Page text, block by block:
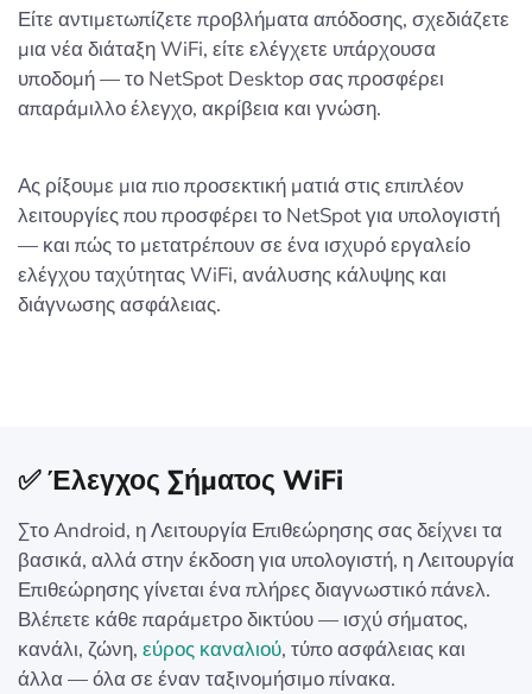
Είτε αντιμετωπίζετε προβλήματα απόδοσης, σχεδιάζετε
μια νέα διάταξη WiFi, είτε ελέγχετε υπάρχουσα
υποδομή — το NetSpot Desktop σας προσφέρει
απαράμιλλο έλεγχο, ακρίβεια και γνώση.
Ας ρίξουμε μια πιο προσεκτική ματιά στις επιπλέον
λειτουργίες που προσφέρει το NetSpot για υπολογιστή
— και πώς το μετατρέπουν σε ένα ισχυρό εργαλείο
ελέγχου ταχύτητας WiFi, ανάλυσης κάλυψης και
διάγνωσης ασφάλειας.
✅ Έλεγχος Σήματος WiFi
Στο Android, η Λειτουργία Επιθεώρησης σας δείχνει τα
βασικά, αλλά στην έκδοση για υπολογιστή, η Λειτουργία
Επιθεώρησης γίνεται ένα πλήρες διαγνωστικό πάνελ.
Βλέπετε κάθε παράμετρο δικτύου — ισχύ σήματος,
κανάλι, ζώνη, εύρος καναλιού, τύπο ασφάλειας και
άλλα — όλα σε έναν ταξινομήσιμο πίνακα.